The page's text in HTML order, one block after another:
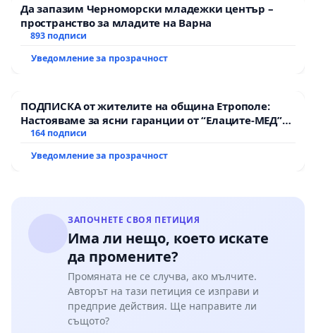
Да запазим Черноморски младежки център –
пространство за младите на Варна
893 подписи
Уведомление за прозрачност
ПОДПИСКА от жителите на община Етрополе:
Настояваме за ясни гаранции от “Елаците-МЕД”
АД и от държавата, че ще се изпълнят всички
164 подписи
Уведомление за прозрачност
ЗАПОЧНЕТЕ СВОЯ ПЕТИЦИЯ
Има ли нещо, което искате
да промените?
Промяната не се случва, ако мълчите.
Авторът на тази петиция се изправи и
предприе действия. Ще направите ли
същото?